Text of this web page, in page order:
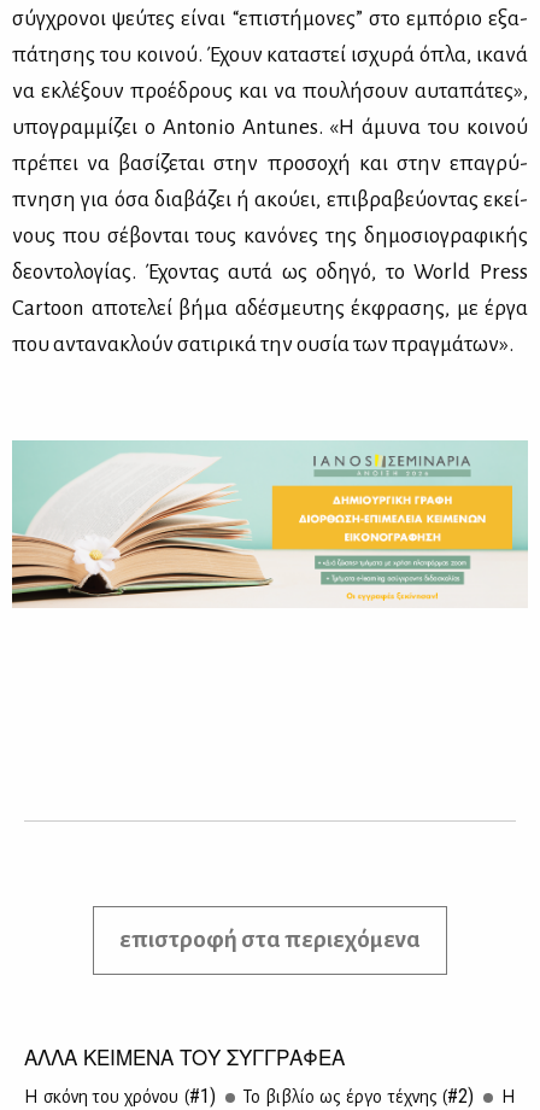
σύγ­χρο­νοι ψεύ­τες εί­ναι “επι­στή­μο­νες” στο εμπό­ριο εξα­
πά­τη­σης του κοι­νού. Έχουν κα­τα­στεί ισχυ­ρά όπλα, ικα­νά
να εκλέ­ξουν προ­έ­δρους και να που­λή­σουν αυ­τα­πά­τες»,
υπο­γραμ­μί­ζει ο Antonio Antunes. «Η άμυ­να του κοι­νού
πρέ­πει να βα­σί­ζε­ται στην προ­σο­χή και στην επα­γρύ­
πνη­ση για όσα δια­βά­ζει ή ακού­ει, επι­βρα­βεύ­ο­ντας εκεί­
νους που σέ­βο­νται τους κα­νό­νες της δη­μο­σιο­γρα­φι­κής
δε­ο­ντο­λο­γί­ας. Έχο­ντας αυ­τά ως οδη­γό, το World Press
Cartoon απο­τε­λεί βή­μα αδέ­σμευ­της έκ­φρα­σης, με έρ­γα
που αντα­να­κλούν σα­τι­ρι­κά την ου­σία των πραγ­μά­των».
επιστροφή στα περιεχόμενα
ΑΛΛΑ ΚΕΙΜΕΝΑ ΤΟΥ ΣΥΓΓΡΑΦΕΑ
Η σκό­νη του χρό­νου (#1) Το βι­βλίο ως έρ­γο τέ­χνης (#2) Η